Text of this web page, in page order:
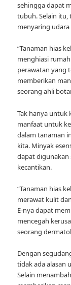
sehingga dapat
tubuh. Selain
menyaring
“Tanaman hias
menghiasi
perawatan yang
memberikan
seorang ahli
Tak hanya untuk
manfaat untuk
dalam tanaman
kita. Minyak
dapat digunakan
kecantikan.
“Tanaman hias
merawat kulit
E-nya dapat
mencegah
seorang
Dengan
tidak ada alasan
Selain